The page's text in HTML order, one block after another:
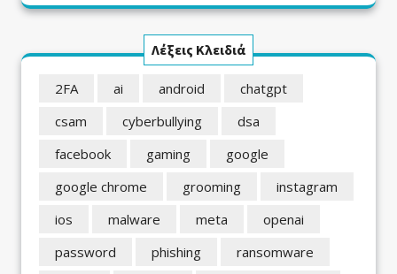
Λέξεις Κλειδιά
2FA ai android
chatgpt
csam
cyberbullying
dsa
facebook
gaming
google
google chrome
grooming
instagram
ios
malware meta
openai
password
phishing
ransomware